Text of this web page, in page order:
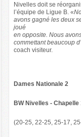
Nivelles doit se
l’équipe de Ligue B. «
avons gagné les deux
joué
en opposite. Nous
commettant beaucoup
coach visiteur.
Dames Nationale 2
BW Nivelles - Chapelle
(20-25, 22-25, 25-17,